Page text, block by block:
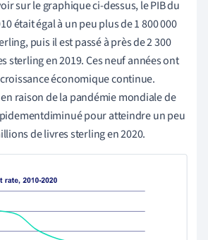
sur le graphique ci-dessus, le PIB du
était égal à un peuplus de 1 800 000
puisilestpasséà près de 2 300
sterling en 2019. Ces neuf années ont
économique continue.
raison de la pandémie mondiale de
diminué pour atteindre un peu
de livres sterling en 2020.